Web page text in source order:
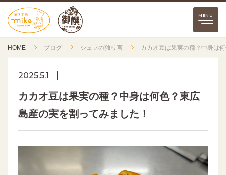
HOME ブログ シェフの独り言 カカオ豆は果実の種？中身は
2025.5.1
カカオ豆は果実の種？中身は何色？東広
島産の実を割ってみました！